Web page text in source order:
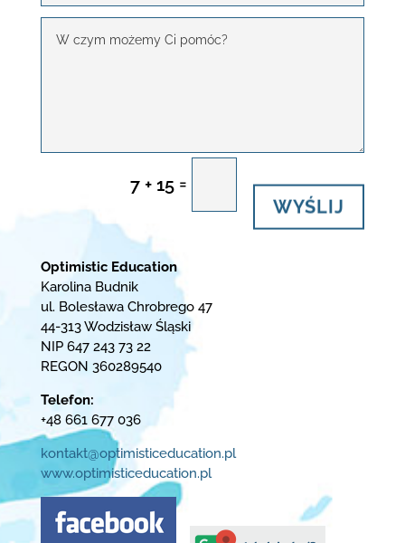
7 + 15 =
WYŚLIJ
Optimistic Education
Karolina Budnik
ul. Bolesława Chrobrego 47
44-313 Wodzisław Śląski
NIP 647 243 73 22
REGON 360289540
Telefon:
+48 661 677 036
kontakt@optimisticeducation.pl
www.optimisticeducation.pl